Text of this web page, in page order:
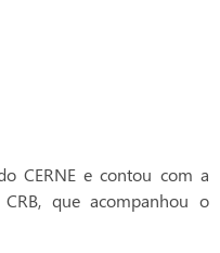
CERNE e contou com a
que acompanhou o